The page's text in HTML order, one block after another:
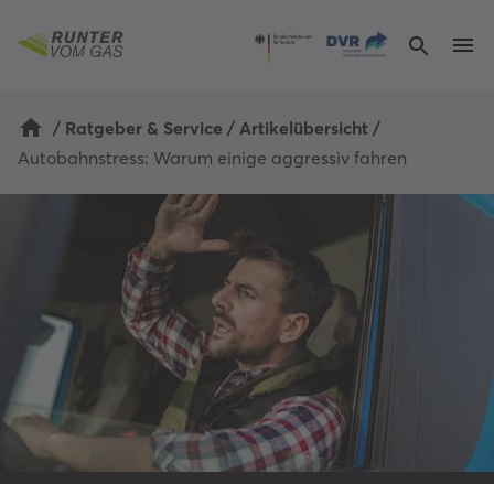
/ Ratgeber & Service / Artikelübersicht /
Autobahnstress: Warum einige aggressiv fahren